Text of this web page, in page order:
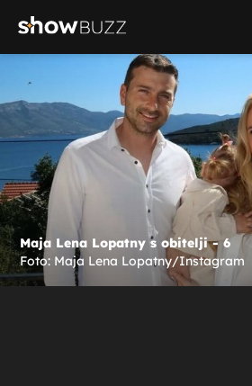
Maja Lena Lopatny s obitelji - 6
Foto: Maja Lena Lopatny/Instagram